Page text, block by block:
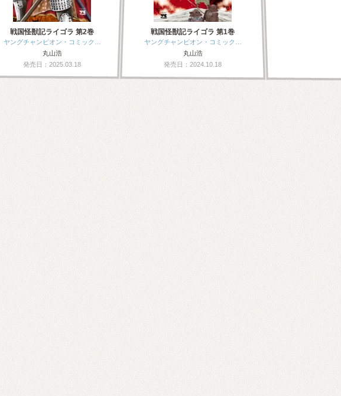
戦国怪獣記ライゴラ 第2巻
ヤングチャンピオン・コミック…
丸山浩
発売日：2025.03.18
戦国怪獣記ライゴラ 第1巻
ヤングチャンピオン・コミック…
丸山浩
発売日：2024.10.18